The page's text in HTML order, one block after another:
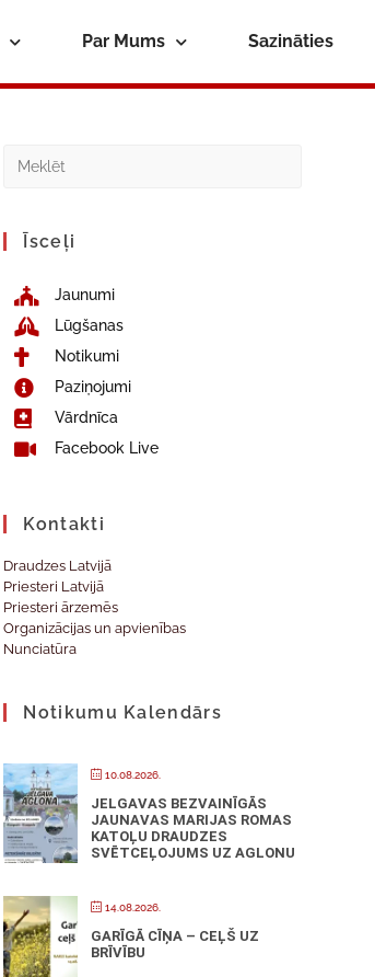
Par Mums Sazināties
Īsceļi
Jaunumi
Lūgšanas
Notikumi
Paziņojumi
Vārdnīca
Facebook Live
Kontakti
Draudzes Latvijā
Priesteri Latvijā
Priesteri ārzemēs
Organizācijas un apvienības
Nunciatūra
Notikumu Kalendārs
10.08.2026.
JELGAVAS BEZVAINĪGĀS
JAUNAVAS MARIJAS ROMAS
KATOĻU DRAUDZES
SVĒTCEĻOJUMS UZ AGLONU
14.08.2026.
GARĪGĀ CĪŅA – CEĻŠ UZ
BRĪVĪBU